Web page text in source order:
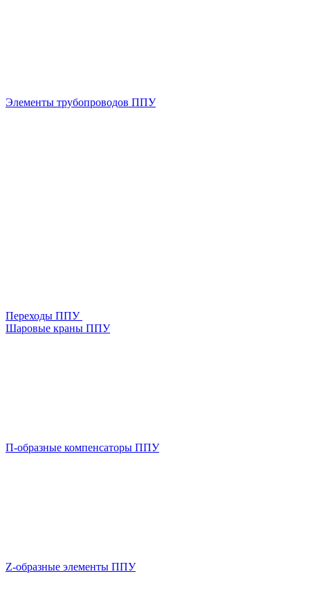
Элементы трубопроводов ППУ
Переходы ППУ
Шаровые краны ППУ
П-образные компенсаторы ППУ
Z-образные элементы ППУ